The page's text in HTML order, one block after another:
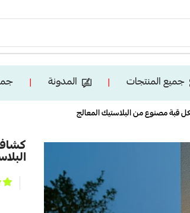
جميع المنتجات ❘ المدونة ❘